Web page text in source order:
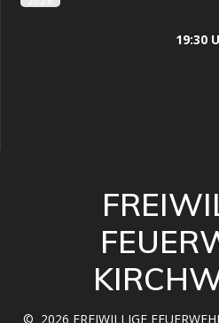
19:30
© 2026 FREIWILLIGE